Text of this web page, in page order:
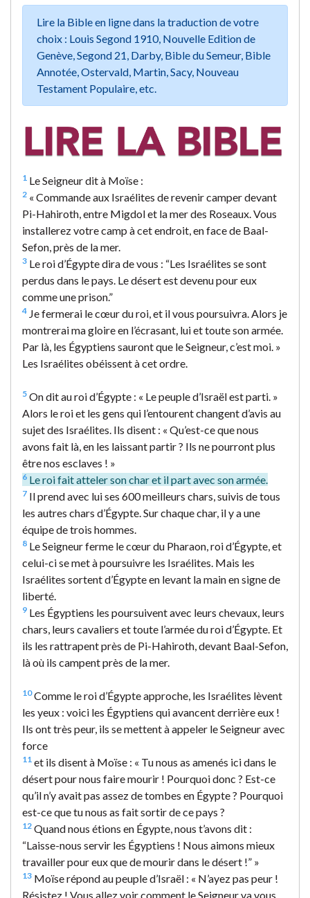
Lire la Bible en ligne dans la traduction de votre
choix : Louis Segond 1910, Nouvelle Edition de
Genève, Segond 21, Darby, Bible du Semeur, Bible
Annotée, Ostervald, Martin, Sacy, Nouveau
Testament Populaire, etc.
1 Le Seigneur dit à Moïse :
2 « Commande aux Israélites de revenir camper devant
Pi-Hahiroth, entre Migdol et la mer des Roseaux. Vous
installerez votre camp à cet endroit, en face de Baal-
Sefon, près de la mer.
3 Le roi d’Égypte dira de vous : “Les Israélites se sont
perdus dans le pays. Le désert est devenu pour eux
comme une prison.”
4 Je fermerai le cœur du roi, et il vous poursuivra. Alors je
montrerai ma gloire en l’écrasant, lui et toute son armée.
Par là, les Égyptiens sauront que le Seigneur, c’est moi. »
Les Israélites obéissent à cet ordre.
5 On dit au roi d’Égypte : « Le peuple d’Israël est parti. »
Alors le roi et les gens qui l’entourent changent d’avis au
sujet des Israélites. Ils disent : « Qu’est-ce que nous
avons fait là, en les laissant partir ? Ils ne pourront plus
être nos esclaves ! »
6 Le roi fait atteler son char et il part avec son armée.
7 Il prend avec lui ses 600 meilleurs chars, suivis de tous
les autres chars d’Égypte. Sur chaque char, il y a une
équipe de trois hommes.
8 Le Seigneur ferme le cœur du Pharaon, roi d’Égypte, et
celui-ci se met à poursuivre les Israélites. Mais les
Israélites sortent d’Égypte en levant la main en signe de
liberté.
9 Les Égyptiens les poursuivent avec leurs chevaux, leurs
chars, leurs cavaliers et toute l’armée du roi d’Égypte. Et
ils les rattrapent près de Pi-Hahiroth, devant Baal-Sefon,
là où ils campent près de la mer.
10Comme le roi d’Égypte approche, les Israélites lèvent
les yeux : voici les Égyptiens qui avancent derrière eux !
Ils ont très peur, ils se mettent à appeler le Seigneur avec
force
11 et ils disent à Moïse : « Tu nous as amenés ici dans le
désert pour nous faire mourir ! Pourquoi donc ? Est-ce
qu’il n’y avait pas assez de tombes en Égypte ? Pourquoi
est-ce que tu nous as fait sortir de ce pays ?
12 Quand nous étions en Égypte, nous t’avons dit :
“Laisse-nous servir les Égyptiens ! Nous aimons mieux
travailler pour eux que de mourir dans le désert !” »
13 Moïse répond au peuple d’Israël : « N’ayez pas peur !
Résistez ! Vous allez voir comment le Seigneur va vous